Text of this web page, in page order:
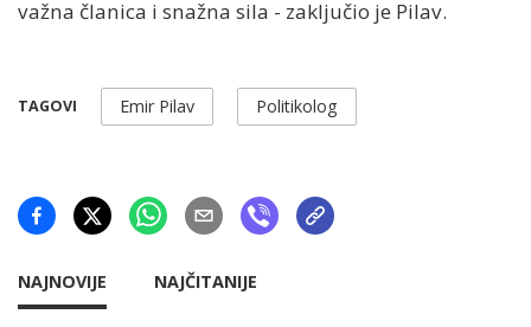
važna članica i snažna sila - zaključio je Pilav.
TAGOVI Emir Pilav Politikolog
NAJNOVIJE NAJČITANIJE